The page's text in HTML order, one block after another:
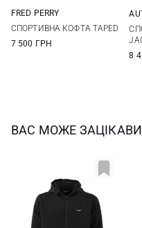
FRED PERRY
СПОРТИВНА КОФТА TAPED
7 500 ГРН
8
ВАС МОЖЕ